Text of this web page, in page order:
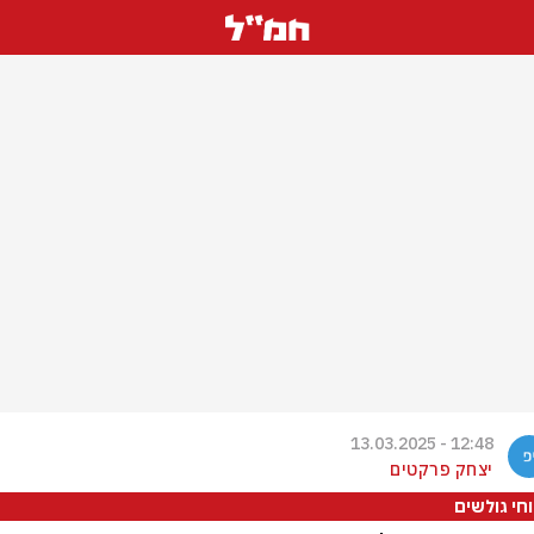
12:48 - 13.03.2025
יצחק פרקטים
גולשים